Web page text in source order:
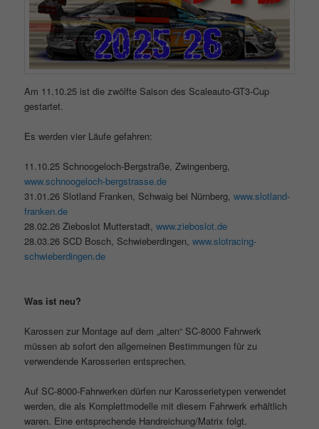
Am 11.10.25 ist die zwölfte Saison des Scaleauto-GT3-Cup
gestartet.
Es werden vier Läufe gefahren:
11.10.25 Schnoogeloch-Bergstraße, Zwingenberg,
www.schnoogeloch-bergstrasse.de
31.01.26 Slotland Franken, Schwaig bei Nürnberg,www.slotland-
franken.de
28.02.26 Zieboslot Mutterstadt,www.zieboslot.de
28.03.26 SCD Bosch, Schwieberdingen,www.slotracing-
schwieberdingen.de
Was ist neu?
Karossen zur Montage auf dem „alten“ SC-8000 Fahrwerk
müssen ab sofort den allgemeinen Bestimmungen für zu
verwendende Karosserien entsprechen.
Auf SC-8000-Fahrwerken dürfen nur Karosserietypen verwendet
werden, die als Komplettmodelle mit diesem Fahrwerk erhältlich
waren. Eine entsprechende Handreichung/Matrix folgt.